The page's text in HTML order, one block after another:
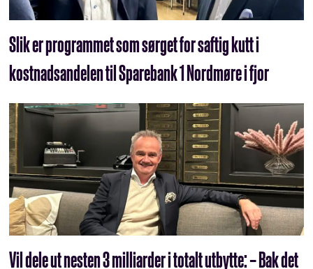
Slik er programmet som sørget for saftig kutt i
kostnadsandelen til Sparebank 1 Nordmøre i fjor
Vil dele ut nesten 3 milliarder i totalt utbytte: – Bak det